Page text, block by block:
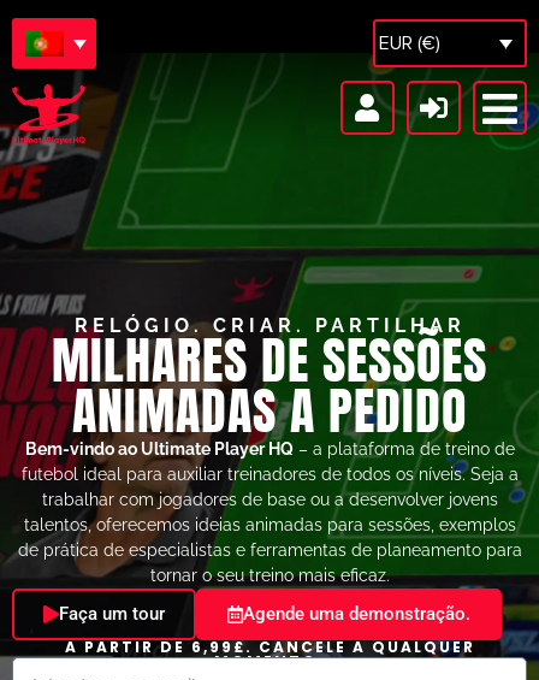
EUR (€)
Casa
RELÓGIO. CRIAR. PARTILHAR
MILHARES DE SESSÕES
ANIMADAS A PEDIDO
Bem-vindo ao Ultimate Player HQ– a plataforma de treino de
futebol ideal para auxiliar treinadores de todos os níveis. Seja a
trabalhar com jogadores de base ou a desenvolver jovens
talentos, oferecemos ideias animadas para sessões, exemplos
de prática de especialistas e ferramentas de planeamento para
tornar o seu treino mais eficaz.
Faça um tour Agende uma demonstração.
A PARTIR DE 6,99£. CANCELE A QUALQUER
MOMENTO.